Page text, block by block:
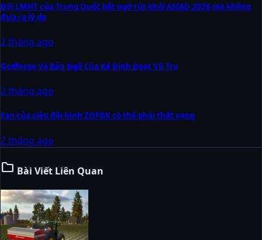
Đội LMHT của Trung Quốc bất ngờ rút khỏi ASIAD 2026 mà không
đưa ra lý do
2 tháng ago
Godforge Và Bản Ngã Của Kẻ Định Đoạt Vũ Trụ
2 tháng ago
Fan của siêu đội hình ZOFGK có thể phải thất vọng
2 tháng ago
folder Bài Viết Liên Quan